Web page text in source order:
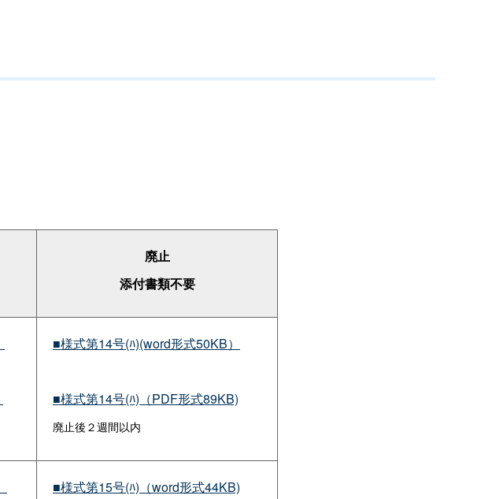
廃止
添付書類不要
■様式第14号(ﾊ)(word形式50KB）
■様式第14号(ﾊ)（PDF形式89KB)
廃止後２週間以内
■様式第15号(ﾊ)（word形式44KB)